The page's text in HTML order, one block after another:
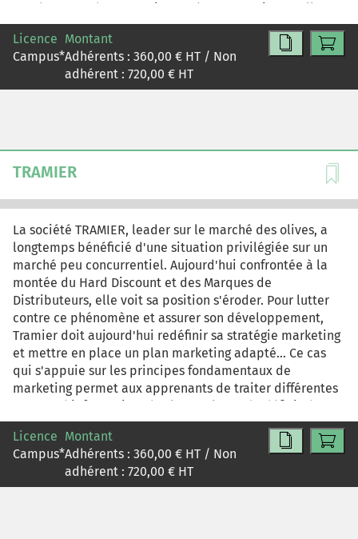
Bombay sont des pneus importés. Pourquoi une telle
absence ? Pourquoi Michelin est-il peu présent dans les
pays émergents d'Asie, et notamment en Inde ? S'agit-il
d'une stratégie délibérée du groupe français ? Est-ce que
les raisons de cette absence sont à relier à l'attractivité
environnement concurrentiel) puis une note sur la
stratégie d'internationalisation de Michelin dans le
Licence
Campus*
Montant
Adhérents : 360,00 € HT / Non
adhérent : 720,00 € HT
TRAMIER
La société TRAMIER, leader sur le marché des olives, a
longtemps bénéficié d'une situation privilégiée sur un
marché peu concurrentiel. Aujourd'hui confrontée à la
montée du Hard Discount et des Marques de
Distributeurs, elle voit sa position s'éroder. Pour lutter
contre ce phénomène et assurer son développement,
Tramier doit aujourd'hui redéfinir sa stratégie marketing
et mettre en place un plan marketing adapté... Ce cas
qui s'appuie sur les principes fondamentaux de
marketing permet aux apprenants de traiter différentes
sources d'information, des les analyser, de définir des
objectifs en adéquation avec l'univers et les possibilités
de l'entreprise, de faire preuve de créativité et de
définir un marketing mix fiable et cohérent.
Licence
Campus*
Montant
Adhérents : 360,00 € HT / Non
adhérent : 720,00 € HT